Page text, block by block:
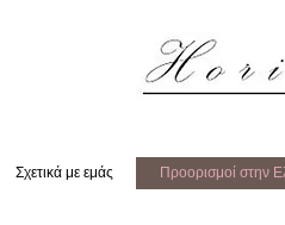
Σχετικά με εμάς Προορισμοί στην